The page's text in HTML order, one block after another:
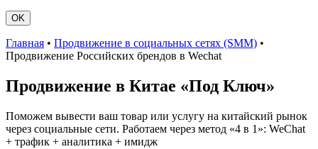
OK
Главная • Продвижение в социальных сетях (SMM) •
Продвижение Российских брендов в Wechat
Продвижение в Китае «Под Ключ»
Поможем вывести ваш товар или услугу на китайский рынок
через социальные сети. Работаем через метод «4 в 1»: WeChat
+ трафик + аналитика + имидж